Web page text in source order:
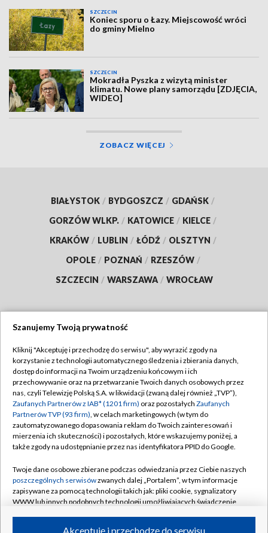
SZCZECIN
Koniec sporu o Łazy. Miejscowość wróci
do gminy Mielno
SZCZECIN
Mokradła Pyszka z wizytą minister
klimatu. Nowe plany samorządu [ZDJĘCIA,
WIDEO]
ZOBACZ WIĘCEJ
BIAŁYSTOK / BYDGOSZCZ / GDAŃSK /
GORZÓW WLKP. / KATOWICE / KIELCE /
KRAKÓW / LUBLIN / ŁÓDŹ / OLSZTYN /
OPOLE / POZNAŃ / RZESZÓW /
SZCZECIN / WARSZAWA / WROCŁAW
TVP
Abonament TVP
Emisja w TVP
Centrum informacji TVP
Naziemna Telewizja Cyfrowa
Rada Programowa
System NOS
Informacje o nadawcy
Regulamin TVP
Polityka prywatności
Moje zgody
Pomoc
Kontakt
Kanały
Szanujemy Twoją prywatność
Kliknij "Akceptuję i przechodzę do serwisu", aby wyrazić zgody na
korzystanie z technologii automatycznego śledzenia i zbierania danych,
dostęp do informacji na Twoim urządzeniu końcowym i ich
przechowywanie oraz na przetwarzanie Twoich danych osobowych przez
nas, czyli Telewizję Polską S.A. w likwidacji (zwaną dalej również „TVP”),
Zaufanych Partnerów z IAB* (1201 firm) oraz pozostałych Zaufanych
Partnerów TVP (93 firm), w celach marketingowych (w tym do
zautomatyzowanego dopasowania reklam do Twoich zainteresowań i
mierzenia ich skuteczności) i pozostałych, które wskazujemy poniżej, a
także zgody na udostępnianie przez nas identyfikatora PPID do Google.
Twoje dane osobowe zbierane podczas odwiedzania przez Ciebie naszych
poszczególnych serwisówzwanych dalej „Portalem”, w tym informacje
zapisywane za pomocą technologii takich jak: pliki cookie, sygnalizatory
WWW lub innych podobnych technologii umożliwiających świadczenie
Akceptuję i przechodzę do serwisu